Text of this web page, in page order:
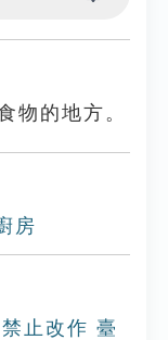
物的地方。
房
止改作 臺